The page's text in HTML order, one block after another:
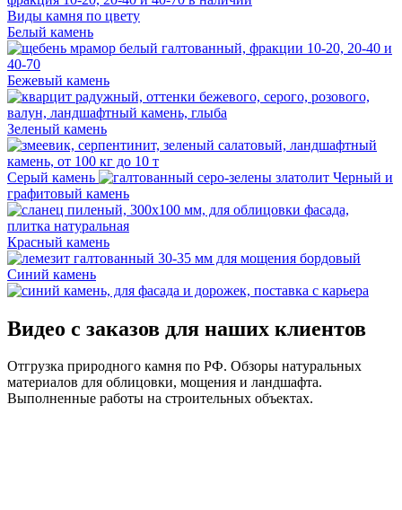
Виды камня по цвету
Белый камень
Бежевый камень
Зеленый камень
Серый камень
Черный и
графитовый камень
Красный камень
Синий камень
Видео с заказов для наших клиентов
Отгрузка природного камня по РФ. Обзоры натуральных
материалов для облицовки, мощения и ландшафта.
Выполненные работы на строительных объектах.